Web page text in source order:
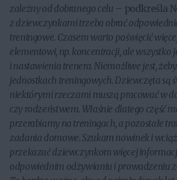
zależny od dobranego celu – podkreśla
z dziewczynkami trzeba obrać
treningowe. Czasem warto poświęcić
elementowi, np. koncentracji, ale wszystko
i nastawienia trenera. Niemożliwe jest,
jednostkach treningowych. Dziewczęta są
niektórymi rzeczami muszą pracować w
czy rodzeństwem. Właśnie dlatego część
przerabiamy na treningach, a pozostałe
zadania domowe. Szukam nowinek i wciąż
przekazać dziewczynkom więcej
odpowiednim odżywianiu i prowadzeniu